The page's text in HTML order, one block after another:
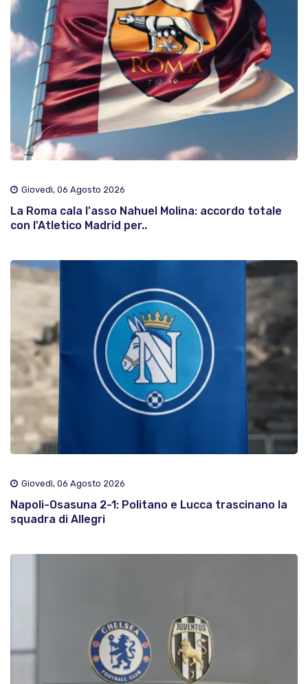
Giovedì, 06 Agosto 2026
La Roma cala l'asso Nahuel Molina: accordo totale
con l'Atletico Madrid per..
Giovedì, 06 Agosto 2026
Napoli-Osasuna 2-1: Politano e Lucca trascinano la
squadra di Allegri